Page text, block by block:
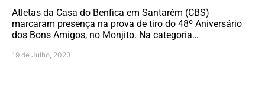
Atletas da Casa do Benfica em Santarém (CBS)
marcaram presença na prova de tiro do 48º Aniversário
dos Bons Amigos, no Monjito. Na categoria…
19 de Julho, 2023